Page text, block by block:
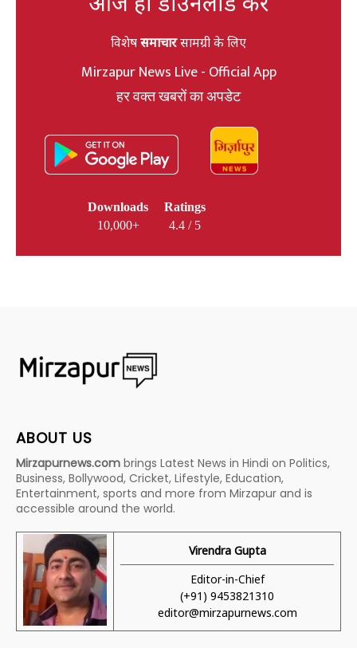
विशेषसमाचारसामग्री के लिए
Mirzapur News Live - Official App
हर वक्त खबरों का अपडेट
Downloads
10,000+
Ratings
4.4 / 5
ABOUT US
Mirzapurnews.com brings Latest News in Hindi on Politics,
Business, Bollywood, Cricket, Lifestyle, Education,
Entertainment, sports and more from Mirzapur and is
accessible around the world.
Virendra Gupta
Editor-in-Chief
(+91) 9453821310
editor@mirzapurnews.com